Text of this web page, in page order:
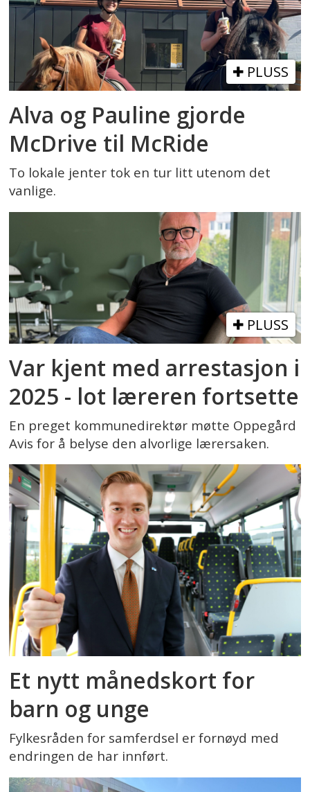
PLUSS
Alva og Pauline gjorde
McDrive til McRide
To lokale jenter tok en tur litt utenom det
vanlige.
PLUSS
Var kjent med arrestasjon i
2025 - lot læreren fortsette
En preget kommunedirektør møtte Oppegård
Avis for å belyse den alvorlige lærersaken.
Et nytt månedskort for
barn og unge
Fylkesråden for samferdsel er fornøyd med
endringen de har innført.